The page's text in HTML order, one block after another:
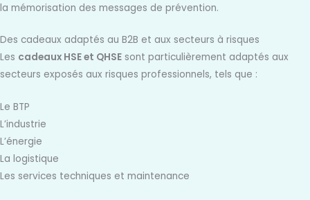
la mémorisation des messages de prévention.
Des cadeaux adaptés au B2B et aux secteurs à risques
Les cadeaux HSE et QHSE sont particulièrement adaptés aux
secteurs exposés aux risques professionnels, tels que :
Le BTP
L’industrie
L’énergie
La logistique
Les services techniques et maintenance